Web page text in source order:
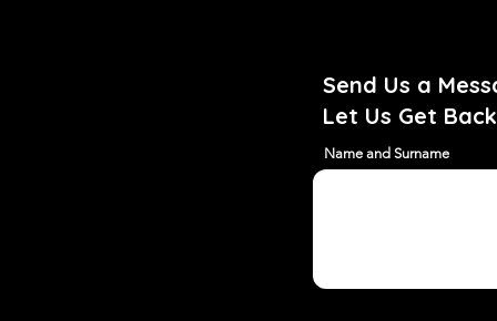
Send Us a
Let Us Get
Name and Surname